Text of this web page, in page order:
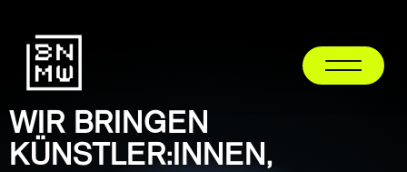
WIR BRINGEN
KÜNSTLER:INNEN,